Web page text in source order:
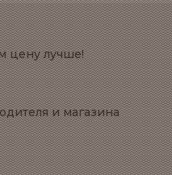
цену лучше!
и магазина